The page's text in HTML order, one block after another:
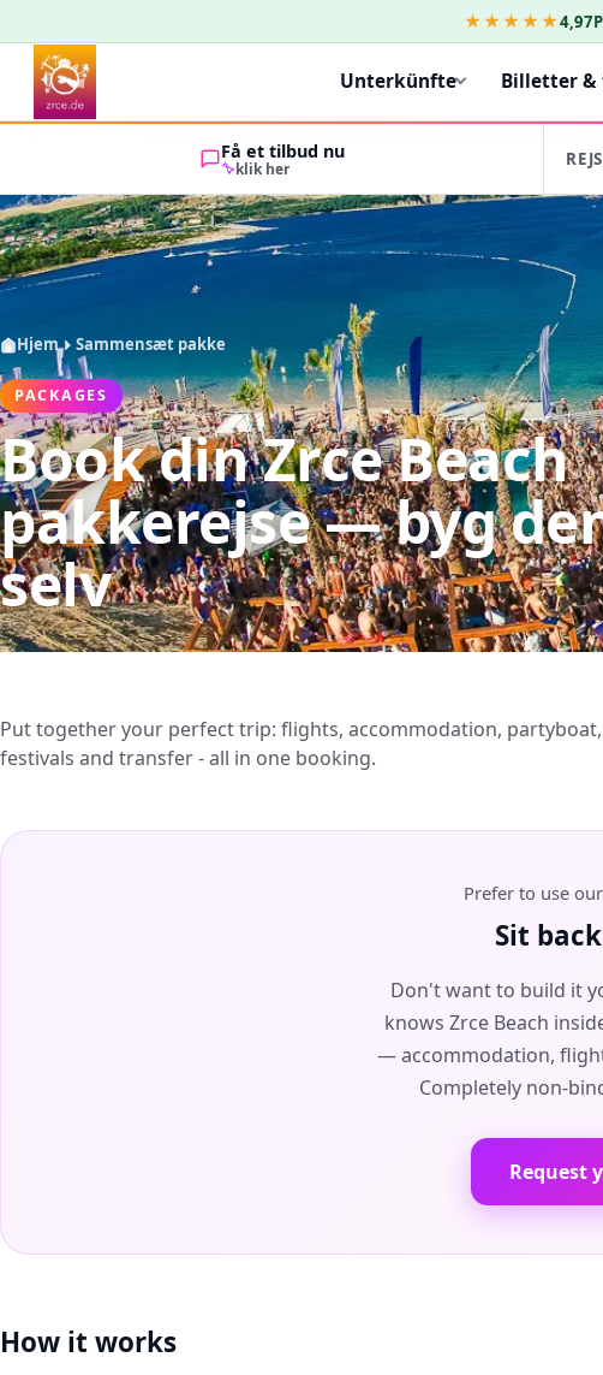
★★★★★4,97
Unterkünfte Billetter &
Få et tilbud nu
klik her
Hjem Sammensæt pakke
PACKAGES
Book din Zrce Beach
pakkerejse — byg
selv
Put together your perfect trip: flights, accommodation, partyboat,
festivals and transfer - all in one booking.
Prefer to use
Sit
Don't want to build it
knows Zrce Beach
— accommodation,
Completely non-
Request
How it works